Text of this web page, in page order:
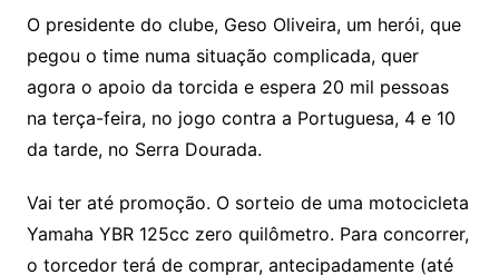
O presidente do clube, Geso Oliveira, um herói, que
pegou o time numa situação complicada, quer
agora o apoio da torcida e espera 20 mil pessoas
na terça-feira, no jogo contra a Portuguesa, 4 e 10
da tarde, no Serra Dourada.
Vai ter até promoção. O sorteio de uma motocicleta
Yamaha YBR 125cc zero quilômetro. Para concorrer,
o torcedor terá de comprar, antecipadamente (até